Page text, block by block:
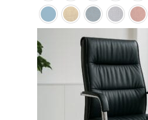
en
la
página
de
producto